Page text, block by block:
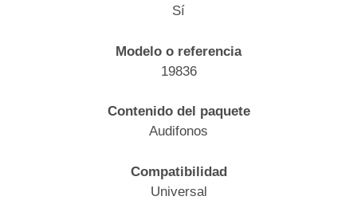
Sí
Modelo o referencia
19836
Contenido del paquete
Audifonos
Compatibilidad
Universal